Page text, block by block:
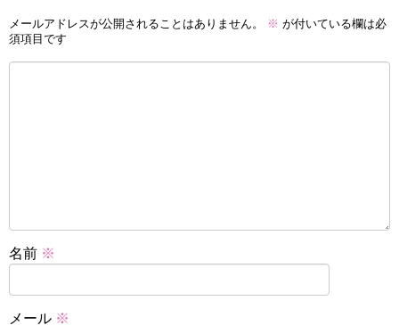
メールアドレスが公開されることはありません。 ※ が付いている欄は必
須項目です
名前 ※
メール ※